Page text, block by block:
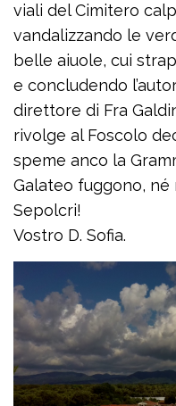
viali del Cimitero
vandalizzando le
belle aiuole, cui
e concludendo
direttore di Fra
rivolge al Foscolo
speme anco la
Galateo fuggono,
Sepolcri!
Vostro D. Sofia.